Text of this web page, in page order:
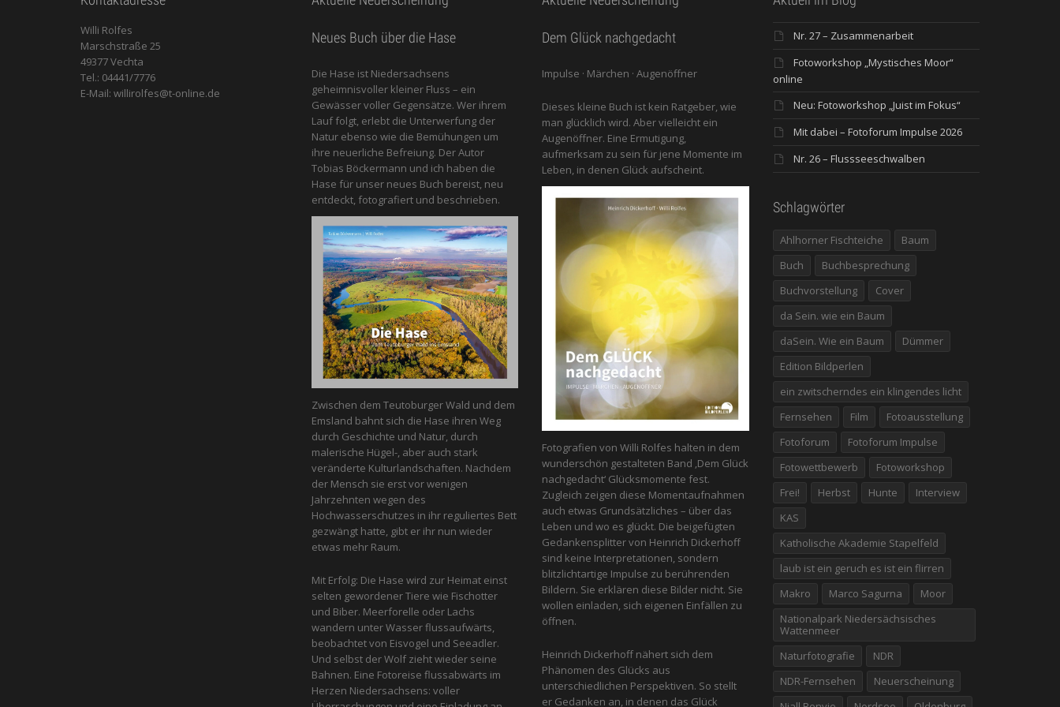
Willi Rolfes
Marschstraße 25
49377 Vechta
Tel.: 04441/7776
E-Mail: willirolfes@t-online.de
Neues Buch über die Hase
Die Hase ist Niedersachsens
geheimnisvoller kleiner Fluss – ein
Gewässer voller Gegensätze. Wer ihrem
Lauf folgt, erlebt die Unterwerfung der
Natur ebenso wie die Bemühungen um
ihre neuerliche Befreiung. Der Autor
Tobias Böckermann und ich haben die
Hase für unser neues Buch bereist, neu
entdeckt, fotografiert und beschrieben.
Zwischen dem Teutoburger Wald und dem
Emsland bahnt sich die Hase ihren Weg
durch Geschichte und Natur, durch
malerische Hügel-, aber auch stark
veränderte Kulturlandschaften. Nachdem
der Mensch sie erst vor wenigen
Jahrzehnten wegen des
Hochwasserschutzes in ihr reguliertes Bett
gezwängt hatte, gibt er ihr nun wieder
etwas mehr Raum.
Mit Erfolg: Die Hase wird zur Heimat einst
selten gewordener Tiere wie Fischotter
und Biber. Meerforelle oder Lachs
wandern unter Wasser flussaufwärts,
beobachtet von Eis­vogel und See­adler.
Und selbst der Wolf zieht wieder seine
Bahnen. Eine Fotoreise flussabwärts im
Herzen Niedersachsens: voller
Dem Glück nachgedacht
Impulse · Märchen · Augenöffner
Dieses kleine Buch ist kein Ratgeber, wie
man glücklich wird. Aber vielleicht ein
Augenöffner. Eine Ermutigung,
aufmerksam zu sein für jene Momente im
Leben, in denen Glück aufscheint.
Fotografien von Willi Rolfes halten in dem
wunderschön gestalteten Band ‚Dem Glück
nachgedacht‘ Glücksmomente fest.
Zugleich zeigen diese Momentaufnahmen
auch etwas Grundsätzliches – über das
Leben und wo es glückt. Die beigefügten
Gedankensplitter von Heinrich Dickerhoff
sind keine Interpretationen, sondern
blitzlichtartige Impulse zu berührenden
Bildern. Sie erklären diese Bilder nicht. Sie
wollen einladen, sich eigenen Einfällen zu
öffnen.
Heinrich Dickerhoff nähert sich dem
Phänomen des Glücks aus
unterschiedlichen Perspektiven. So stellt
er Gedanken an, in denen das Glück
Nr. 27 – Zusammenarbeit
Fotoworkshop „Mystisches Moor“
online
Neu: Fotoworkshop „Juist im Fokus“
Mit dabei – Fotoforum Impulse 2026
Nr. 26 – Flussseeschwalben
Schlagwörter
Ahlhorner Fischteiche
Baum
Buch
Buchbesprechung
Buchvorstellung
Cover
da Sein. wie ein Baum
daSein. Wie ein Baum
Dümmer
Edition Bildperlen
ein zwitscherndes ein klingendes licht
Fernsehen
Film
Fotoausstellung
Fotoforum
Fotoforum Impulse
Fotowettbewerb
Fotoworkshop
Frei!
Herbst Hunte
Interview
KAS
Katholische Akademie Stapelfeld
laub ist ein geruch es ist ein flirren
Makro
Marco Sagurna
Moor
Nationalpark Niedersächsisches
Wattenmeer
Naturfotografie
NDR
NDR-Fernsehen
Neuerscheinung